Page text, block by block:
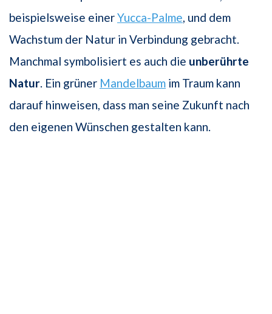
beispielsweise einerYucca-Palme, und dem
Wachstum der Natur in Verbindung gebracht.
Manchmal symbolisiert es auch die unberührte
Natur. Ein grüner Mandelbaum im Traum kann
darauf hinweisen, dass man seine Zukunft nach
den eigenen Wünschen gestalten kann.